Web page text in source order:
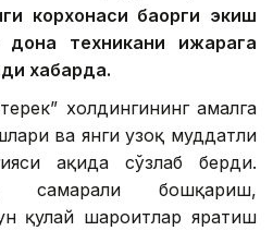
корхонаси баҳорги экиш
дона техникани ижарага
хабарда.
холдингининг амалга
ва янги узоқ муддатли
ҳақида сўзлаб берди.
самарали бошқариш,
қулай шароитлар яратиш